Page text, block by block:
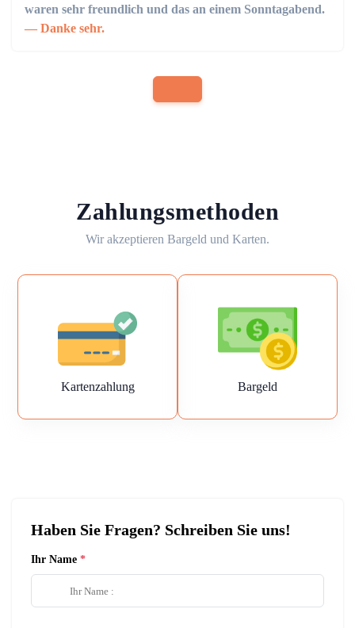
waren sehr freundlich und das an einem Sonntagabend.
Danke sehr.
Zahlungsmethoden
Wir akzeptieren Bargeld und Karten.
Kartenzahlung Bargeld
Haben Sie Fragen? Schreiben Sie uns!
Ihr Name